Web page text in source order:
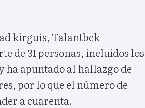
kirguís, Talantbek
de 31 personas, incluidos los
ha apuntado al hallazgo de
por lo que el número de
a cuarenta.